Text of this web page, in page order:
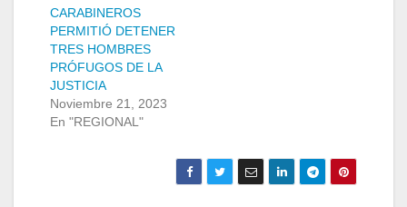
CARABINEROS
PERMITIÓ DETENER
TRES HOMBRES
PRÓFUGOS DE LA
JUSTICIA
Noviembre 21, 2023
En "REGIONAL"